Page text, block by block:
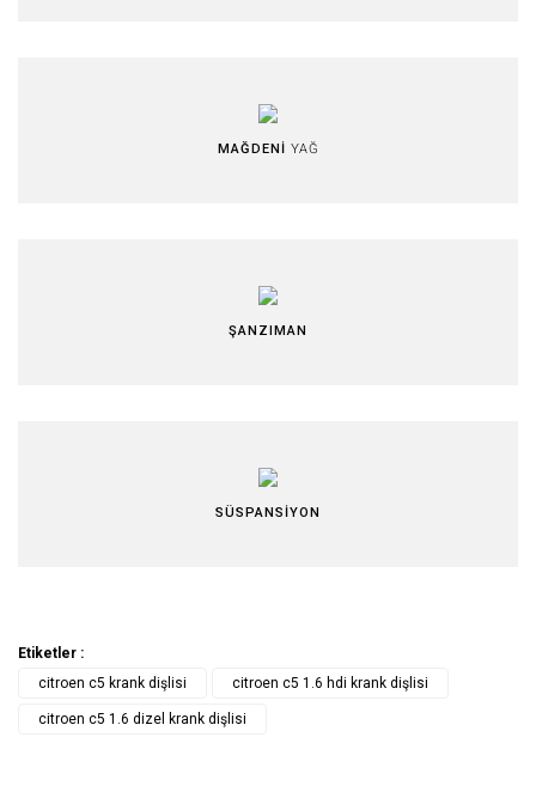
MAĞDENİ YAĞ
ŞANZIMAN
SÜSPANSİYON
Etiketler :
citroen c5 krank dişlisi
citroen c5 1.6 hdi krank dişlisi
citroen c5 1.6 dizel krank dişlisi